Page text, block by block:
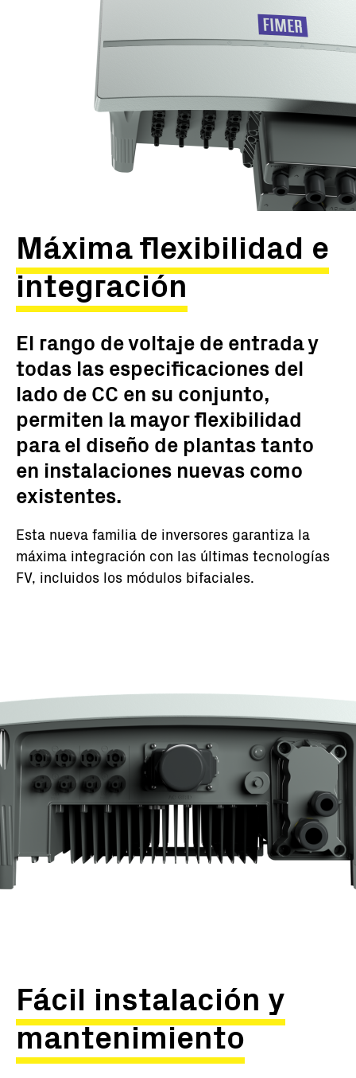
Máxima flexibilidad e
integración
El rango de voltaje de entrada y
todas las especificaciones del
lado de CC en su conjunto,
permiten la mayor flexibilidad
para el diseño de plantas tanto
en instalaciones nuevas como
existentes.
Esta nueva familia de inversores garantiza la
máxima integración con las últimas tecnologías
FV, incluidos los módulos bifaciales.
Fácil instalación y
mantenimiento